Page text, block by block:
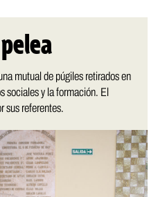
mutual de púgiles retirados en
sociales y la formación. El
sus referentes.